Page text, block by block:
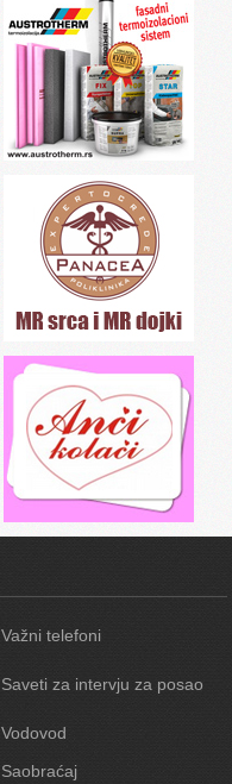
Važni telefoni
Saveti za intervju za posao
Vodovod
Saobraćaj